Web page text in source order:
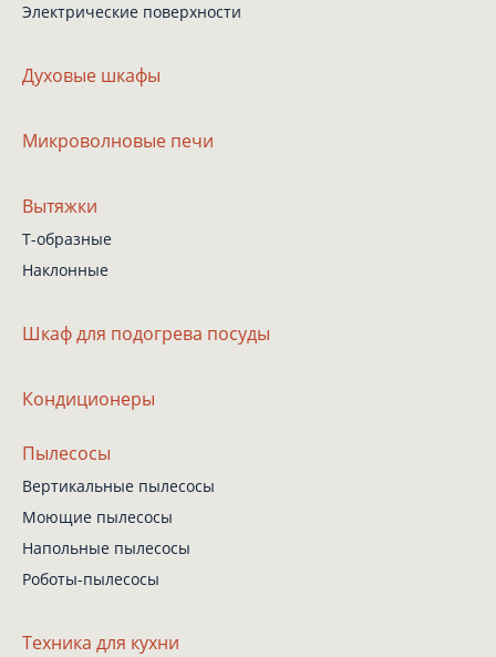
Электрические поверхности
Духовые шкафы
Микроволновые печи
Вытяжки
Т-образные
Наклонные
Шкафдля подогрева посуды
Кондиционеры
Пылесосы
Вертикальные пылесосы
Моющие пылесосы
Напольные пылесосы
Роботы-пылесосы
Техника для кухни